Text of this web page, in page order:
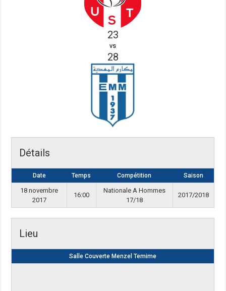
23
vs
28
Détails
Date Temps Compétition Saison
18 novembre
2017
16:00
Nationale A Hommes
17/18
2017/2018
Lieu
Salle Couverte Menzel Temime